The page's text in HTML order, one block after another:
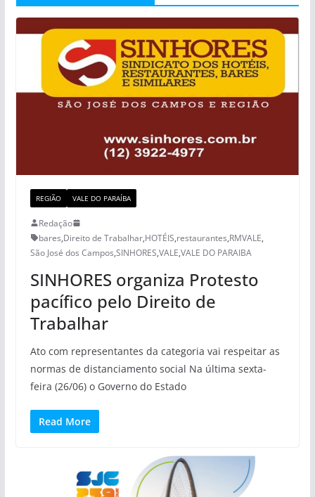
REGIÃO VALE DO PARAÍBA
Redação
bares,Direito de Trabalhar,HOTÉIS,restaurantes,RMVALE,
São José dos Campos,SINHORES,VALE,VALE DO PARAIBA
SINHORES organiza Protesto
pacífico pelo Direito de
Trabalhar
Ato com representantes da categoria vai respeitar as
normas de distanciamento social Na última sexta-
feira (26/06) o Governo do Estado
Read More